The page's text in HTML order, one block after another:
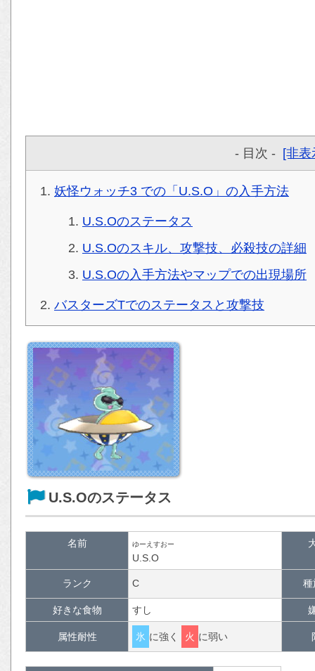
- 目次 - [非表
妖怪ウォッチ3 での「U.S.O」の入手方法
U.S.Oのステータス
U.S.Oのスキル、攻撃技、必殺技の詳細
U.S.Oの入手方法やマップでの出現場所
バスターズTでのステータスと攻撃技
U.S.Oのステータス
名前 ゆーえすおー
U.S.O
ランク C 種
好きな食物 すし
属性耐性 氷 に強く 火 に弱い